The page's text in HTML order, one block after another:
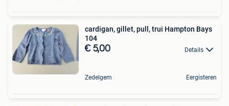
cardigan, gillet, pull, trui Hampton Bays
104
€ 5,00 Details
Zedelgem Eergisteren